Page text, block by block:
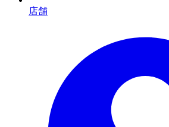
店舗